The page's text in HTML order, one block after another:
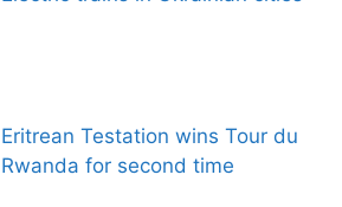
Eritrean Testation wins Tour du
Rwanda for second time